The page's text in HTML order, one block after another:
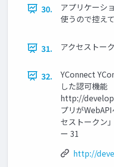
30.
アプリケーシ
使うので控え
31. アクセストー
32.
YConnect
した認可機能
http://
プリが
セストークン
ー 31
http://